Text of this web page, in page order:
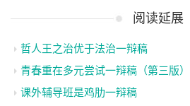
阅读延展
哲人王之治优于法治一辩稿
青春重在多元尝试一辩稿（第三版）
课外辅导班是鸡肋一辩稿